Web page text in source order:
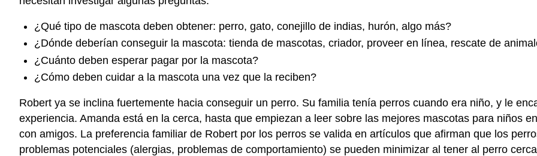
¿Qué tipo de mascota deben obtener: perro, gato, conejillo de indias, hurón, algo más?
¿Dónde deberían conseguir la mascota: tienda de mascotas, criador, proveer en línea, rescate de
¿Cuánto deben esperar pagar por la mascota?
¿Cómo deben cuidar a la mascota una vez que la reciben?
Robert ya se inclina fuertemente hacia conseguir un perro. Su familia tenía perros cuando era niño, y le
experiencia. Amanda está en la cerca, hasta que empiezan a leer sobre las mejores mascotas para niños
con amigos. La preferencia familiar de Robert por los perros se valida en artículos que afirman que los
problemas potenciales (alergias, problemas de comportamiento) se pueden minimizar al tener al perro